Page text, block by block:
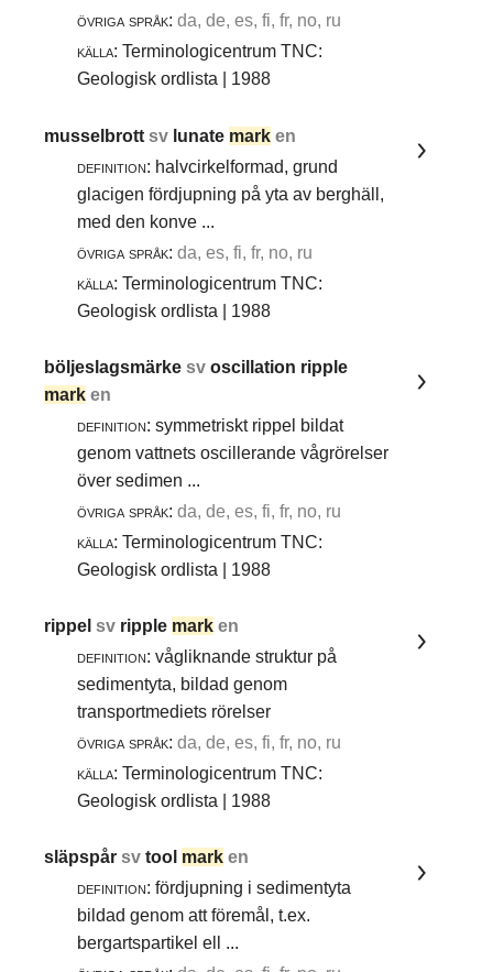
övriga språk: da, de, es, fi, fr, no, ru
källa: Terminologicentrum TNC:
Geologisk ordlista | 1988
musselbrottsv lunate mark en
definition: halvcirkelformad, grund
glacigen fördjupning på yta av berghäll,
med den konve ...
övriga språk: da, es, fi, fr, no, ru
källa: Terminologicentrum TNC:
Geologisk ordlista | 1988
böljeslagsmärkesvoscillation ripple
mark en
definition: symmetriskt rippel bildat
genom vattnets oscillerande vågrörelser
över sedimen ...
övriga språk: da, de, es, fi, fr, no, ru
källa: Terminologicentrum TNC:
Geologisk ordlista | 1988
rippelsv ripple mark en
definition: vågliknande struktur på
sedimentyta, bildad genom
transportmediets rörelser
övriga språk: da, de, es, fi, fr, no, ru
källa: Terminologicentrum TNC:
Geologisk ordlista | 1988
släpspårsvtool mark en
definition: fördjupning i sedimentyta
bildad genom att föremål, t.ex.
bergartspartikel ell ...